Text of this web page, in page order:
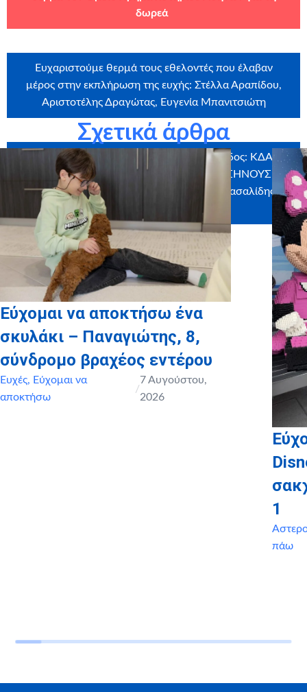
δωρεά
Ευχαριστούμε θερμά τους εθελοντές που έλαβαν
μέρος στην εκπλήρωση της ευχής: Στέλλα Αραπίδου,
Αριστοτέλης Δραγώτας, Ευγενία Μπανιτσιώτη
Ευχαριστούμε θερμά τους χορηγούς σε είδος: ΚΔΑΠ
ΜΕΑ «Η συμμορία των Αστεριών», ΓΕΥΣΗΝΟΥΣ
NORTH AE, taxi way, Ζαχαροπλαστείο Πασαλίδης,
Σχετικά άρθρα
Εύχομαι να αποκτήσω ένα
σκυλάκι – Παναγιώτης, 8,
σύνδρομο βραχέος εντέρου
Ευχές, Εύχομαι να
αποκτήσω
/
7 Αυγούστου,
2026
1
πάω